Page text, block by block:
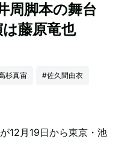
周脚本の舞台
藤原竜也
杉真宙 #佐久間由衣
12月19日から東京・池